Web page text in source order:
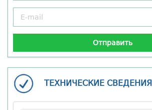
ТЕХНИЧЕСКИЕ СВЕДЕНИЯ